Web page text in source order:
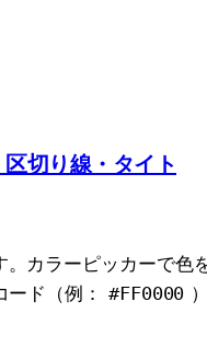
切り線・タイト
。カラーピッカーで色
ド（例：
#FF0000